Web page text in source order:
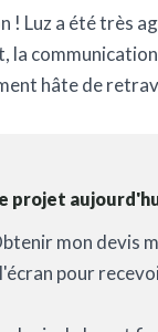
! Luz a été très
la
hâte de
projet
mon devis
pour